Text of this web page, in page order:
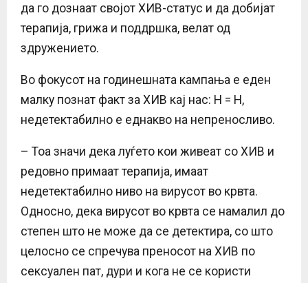
да го дознаат својот ХИВ-статус и да добијат
терапија, грижа и поддршка, велат од
здружението.
Во фокусот на годинешната кампања е еден
малку познат факт за ХИВ кај нас: Н = Н,
недетектабилно е еднакво на непреносливо.
– Тоа значи дека луѓето кои живеат со ХИВ и
редовно примаат терапија, имаат
недетектабилно ниво на вирусот во крвта.
Односно, дека вирусот во крвта се намалил до
степен што не може да се детектира, со што
целосно се спречува преносот на ХИВ по
сексуален пат, дури и кога не се користи